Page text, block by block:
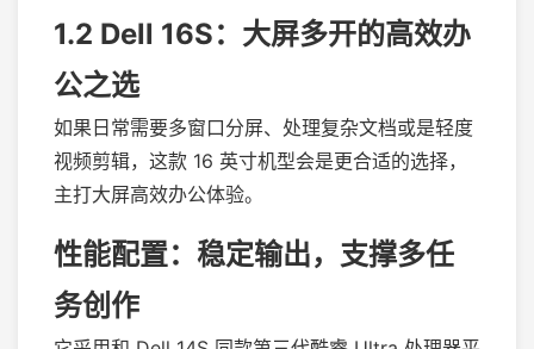
1.2 Dell 16S：大屏多开的高效办
公之选
如果日常需要多窗口分屏、处理复杂文档或是轻度
视频剪辑，这款 16 英寸机型会是更合适的选择，
主打大屏高效办公体验。
性能配置：稳定输出，支撑多任
务创作